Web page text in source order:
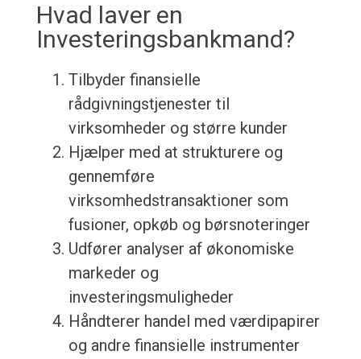
Hvad laver en
Investeringsbankmand?
Tilbyder finansielle
rådgivningstjenester til
virksomheder og større kunder
Hjælper med at strukturere og
gennemføre
virksomhedstransaktioner som
fusioner, opkøb og børsnoteringer
Udfører analyser af økonomiske
markeder og
investeringsmuligheder
Håndterer handel med værdipapirer
og andre finansielle instrumenter